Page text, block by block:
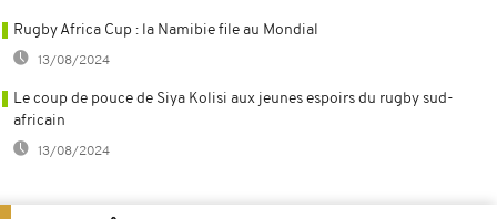
Rugby Africa Cup : la Namibie file au Mondial
13/08/2024
Le coup de pouce de Siya Kolisi aux jeunes espoirs du rugby sud-
africain
13/08/2024